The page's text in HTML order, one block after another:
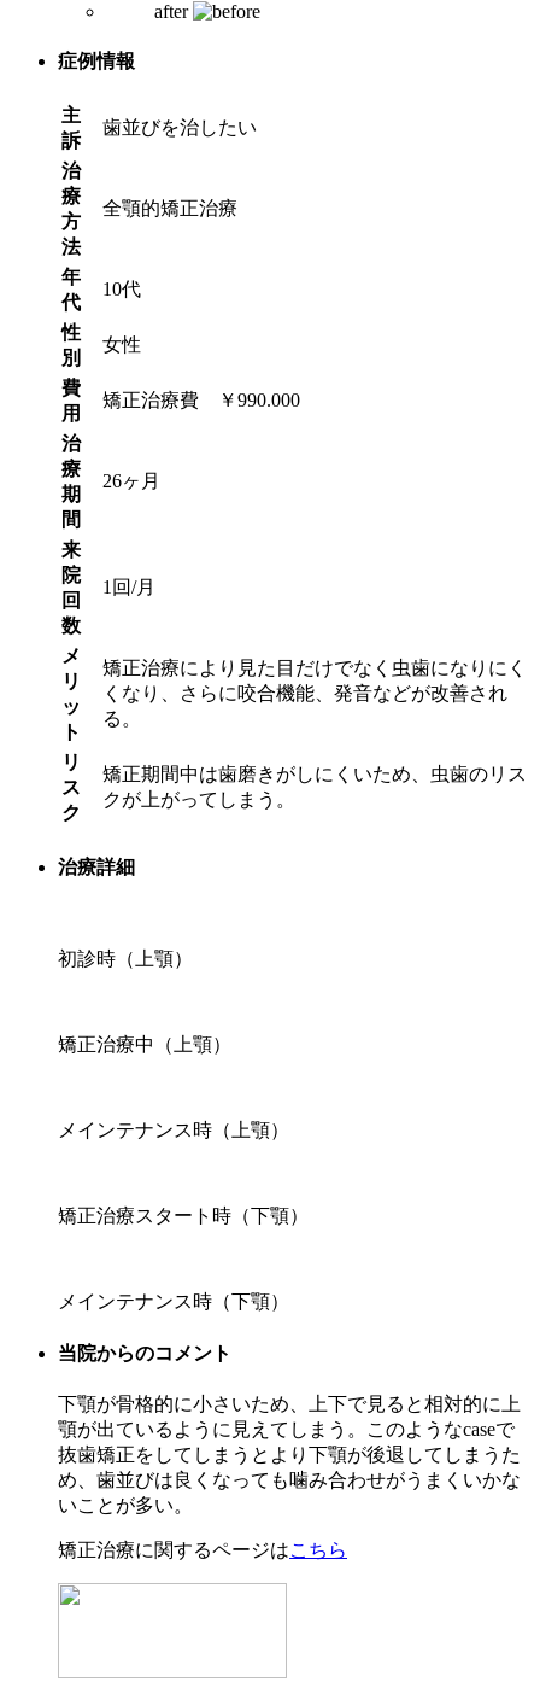
after
症例情報
主
訴
歯並びを治したい
治
療
方
法
全顎的矯正治療
年
代
10代
性
別
女性
費
用
矯正治療費 ￥990.000
治
療
期
間
26ヶ月
来
院
回
数
1回/月
メ
リ
ッ
ト
矯正治療により見た目だけでなく虫歯になりにく
くなり、さらに咬合機能、発音などが改善され
る。
リ
ス
ク
矯正期間中は歯磨きがしにくいため、虫歯のリス
クが上がってしまう。
治療詳細
初診時（上顎）
矯正治療中（上顎）
メインテナンス時（上顎）
矯正治療スタート時（下顎）
メインテナンス時（下顎）
当院からのコメント
下顎が骨格的に小さいため、上下で見ると相対的に上
顎が出ているように見えてしまう。このようなcaseで
抜歯矯正をしてしまうとより下顎が後退してしまうた
め、歯並びは良くなっても噛み合わせがうまくいかな
いことが多い。
矯正治療に関するページはこちら